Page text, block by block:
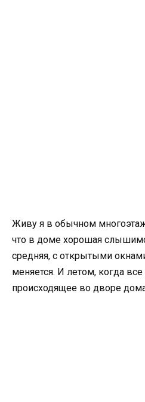
Живу я в обычном
что в доме хорошая
средняя, с открытыми
меняется. И летом, когда
происходящее во дворе